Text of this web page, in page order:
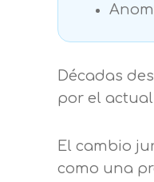
Décadas
por el
El cambio
como una